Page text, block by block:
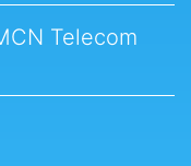
Telecom